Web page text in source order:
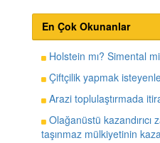
En Çok Okunanlar
Holstein mı? Simental
Çiftçilik yapmak
Arazi toplulaştırmada
Olağanüstü kazandırıcı
taşınmaz mülkiyetinin